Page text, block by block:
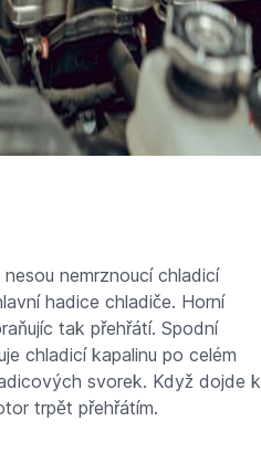
nemrznoucí chladicí
hadice chladiče. Horní
tak přehřátí. Spodní
chladicí kapalinu po celém
svorek. Když dojde k
trpět přehřátím.